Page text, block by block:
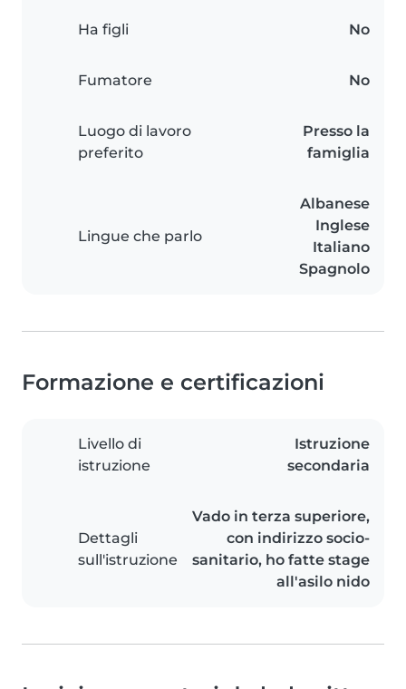
Ha figli No
Fumatore No
Luogo di lavoro
preferito
Presso la
famiglia
Lingue che parlo
Albanese
Inglese
Italiano
Spagnolo
Formazione e certificazioni
Livello di
istruzione
Istruzione
secondaria
Dettagli
sull'istruzione
Vado in terza superiore,
con indirizzo socio-
sanitario, ho fatte stage
all'asilo nido